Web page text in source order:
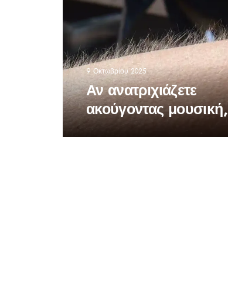
9 Οκτωβρίου 2025
Αν ανατριχιάζετε
ακούγοντας μουσική,
ανήκετε σε μία